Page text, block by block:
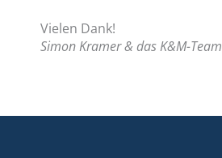
Vielen Dank!
Simon Kramer & das K&M-Team